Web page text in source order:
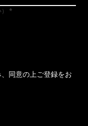
同意の上ご登録をお